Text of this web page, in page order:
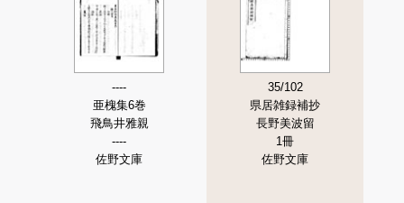
----
亜槐集6巻
飛鳥井雅親
----
佐野文庫
35/102
県居雑録補抄
長野美波留
1冊
佐野文庫